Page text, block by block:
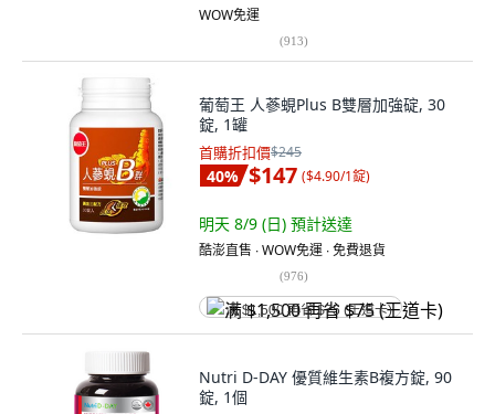
WOW免運
(913)
葡萄王 人蔘蜆Plus B雙層加強碇, 30
錠, 1罐
首購折扣價$245
40% $147 ($4.90/1錠)
明天 8/9 (日) 預計送達
酷澎直售 ∙ WOW免運 ∙ 免費退貨
(976)
满 $1,500 再省 $75 (王道卡)
Nutri D-DAY 優質維生素B複方錠, 90
錠, 1個